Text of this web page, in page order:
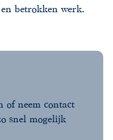
betrokken werk.
of neem contact
snel mogelijk